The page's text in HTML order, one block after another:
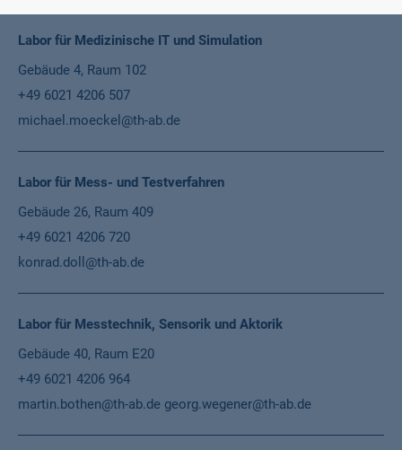
Labor für Medizinische IT und Simulation
Gebäude 4, Raum 102
+49 6021 4206 507
michael.moeckel@th-ab.de
Labor für Mess- und Testverfahren
Gebäude 26, Raum 409
+49 6021 4206 720
konrad.doll@th-ab.de
Labor für Messtechnik, Sensorik und Aktorik
Gebäude 40, Raum E20
+49 6021 4206 964
martin.bothen@th-ab.de georg.wegener@th-ab.de